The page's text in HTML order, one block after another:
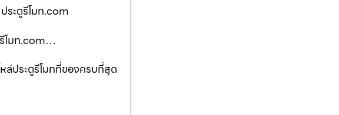
ระตูรีโมท.com
รีโมท.com…
หล่ประตูรีโมทที่ของครบที่สุด